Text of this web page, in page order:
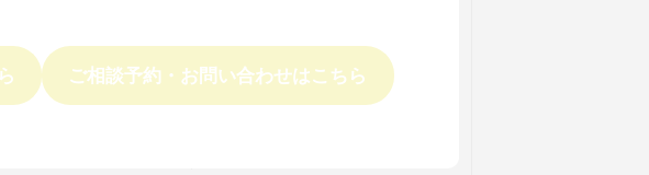
ご相談予約・お問い合わせはこちら